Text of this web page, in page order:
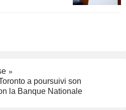
a poursuivi son
la Banque Nationale